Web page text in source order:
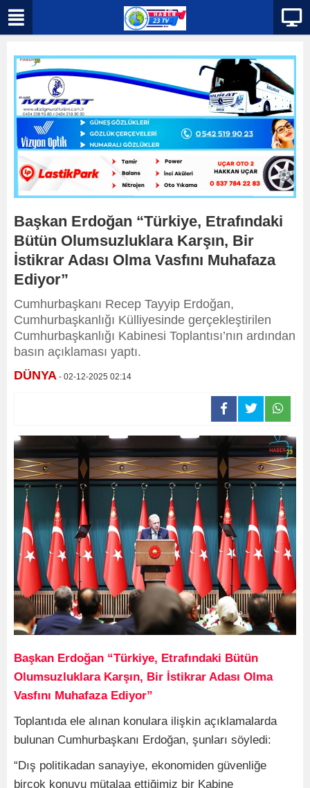
Başkan Erdoğan “Türkiye, Etrafındaki
Bütün Olumsuzluklara Karşın, Bir
İstikrar Adası Olma Vasfını Muhafaza
Ediyor”
Cumhurbaşkanı Recep Tayyip Erdoğan,
Cumhurbaşkanlığı Külliyesinde gerçekleştirilen
Cumhurbaşkanlığı Kabinesi Toplantısı’nın ardından
basın açıklaması yaptı.
DÜNYA - 02-12-2025 02:14
Başkan Erdoğan “Türkiye, Etrafındaki Bütün
Olumsuzluklara Karşın, Bir İstikrar Adası Olma
Vasfını Muhafaza Ediyor”
Toplantıda ele alınan konulara ilişkin açıklamalarda
bulunan Cumhurbaşkanı Erdoğan, şunları söyledi:
“Dış politikadan sanayiye, ekonomiden güvenliğe
birçok konuyu mütalaa ettiğimiz bir Kabine